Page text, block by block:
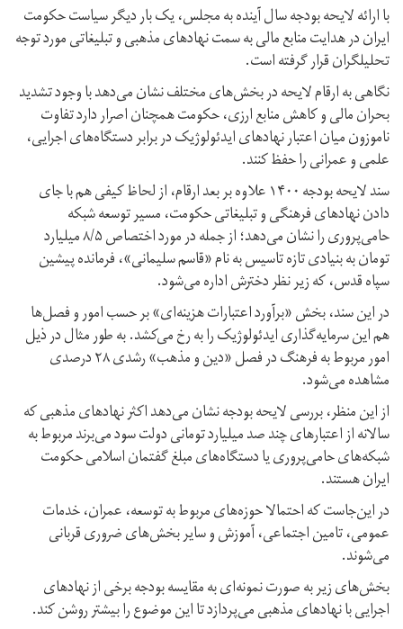
با ارائه لایحه بودجه سال آینده به مجلس، یک بار دیگر سیاست حکومت
ایران در هدایت منابع مالی به سمت نهادهای مذهبی و تبلیغاتی مورد توجه
تحلیلگران قرار گرفته است.
نگاهی به ارقام لایحه در بخش‌های مختلف نشان می‌دهد با وجود تشدید
بحران مالی و کاهش منابع ارزی،‌ حکومت همچنان اصرار دارد تفاوت
ناموزون میان اعتبار نهادهای ایدئولوژیک در برابر دستگاه‌های اجرایی،‌
علمی و عمرانی را حفظ کنند.
سند لایحه بودجه ۱۴۰۰ علاوه بر بعد ارقام، از لحاظ کیفی هم با جای
دادن نهادهای فرهنگی و تبلیغاتی حکومت، مسیر توسعه شبکه
حامی‌پروری را نشان می‌دهد؛ از جمله در مورد اختصاص ۸/۵ میلیارد
تومان به بنیادی تازه تاسیس به نام «قاسم سلیمانی»، فرمانده پیشین
سپاه قدس، که زیر نظر دخترش اداره می‌شود.
در این سند، بخش‌ «برآورد اعتبارات هزینه‌ای» بر حسب امور و فصل‌ها
هم این سرمایه‌گذاری ایدئولوژیک را به رخ می‌کشد. به طور مثال در ذیل
امور مربوط به فرهنگ در فصل «دین و مذهب» رشدی ۲۸ درصدی
مشاهده می‌شود.
از این منظر، بررسی لایحه بودجه نشان می‌دهد اکثر نهادهای مذهبی که
سالانه از اعتبارهای چند صد میلیارد تومانی دولت سود می‌برند مربوط به
شبکه‌های حامی‌پروری یا دستگاه‌های مبلغ گفتمان اسلامی حکومت
ایران هستند.
در این‌جاست که احتمالا حوزه‌‌های مربوط به توسعه، عمران، ‌خدمات
عمومی، تامین اجتماعی، آموزش و سایر بخش‌های ضروری قربانی
می‌شوند.
بخش‌های زیر به صورت نمونه‌ای به مقایسه بودجه برخی از نهادهای
اجرایی با نهادهای مذهبی می‌پردازد تا این موضوع را بیشتر روشن کند.